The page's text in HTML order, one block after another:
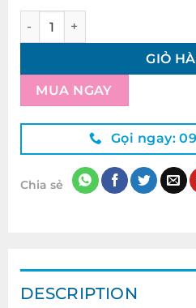
Áo Choàng Tắm Khách Sạn
GIỎ
MUA NGAY
Gọi ngay:
Chia sẻ
DESCRIPTION